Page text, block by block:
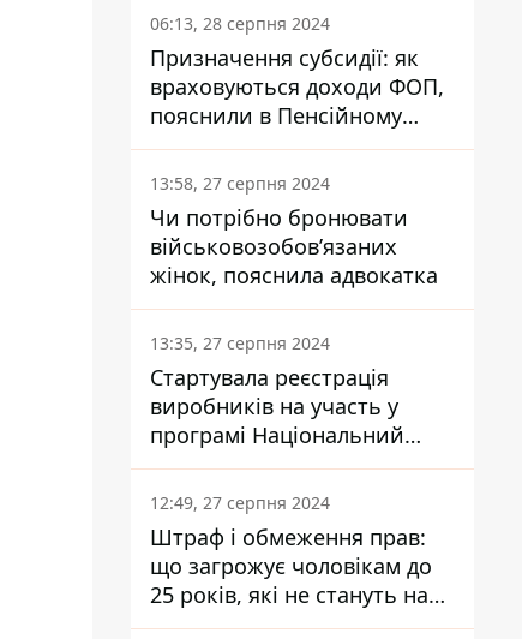
06:13, 28 серпня 2024
Призначення субсидії: як
враховуються доходи ФОП,
пояснили в Пенсійному
фонді
13:58, 27 серпня 2024
Чи потрібно бронювати
військовозобов’язаних
жінок, пояснила адвокатка
13:35, 27 серпня 2024
Стартувала реєстрація
виробників на участь у
програмі Національний
кешбек: як це зробити
через портал Дія
12:49, 27 серпня 2024
Штраф і обмеження прав:
що загрожує чоловікам до
25 років, які не стануть на
військовий облік